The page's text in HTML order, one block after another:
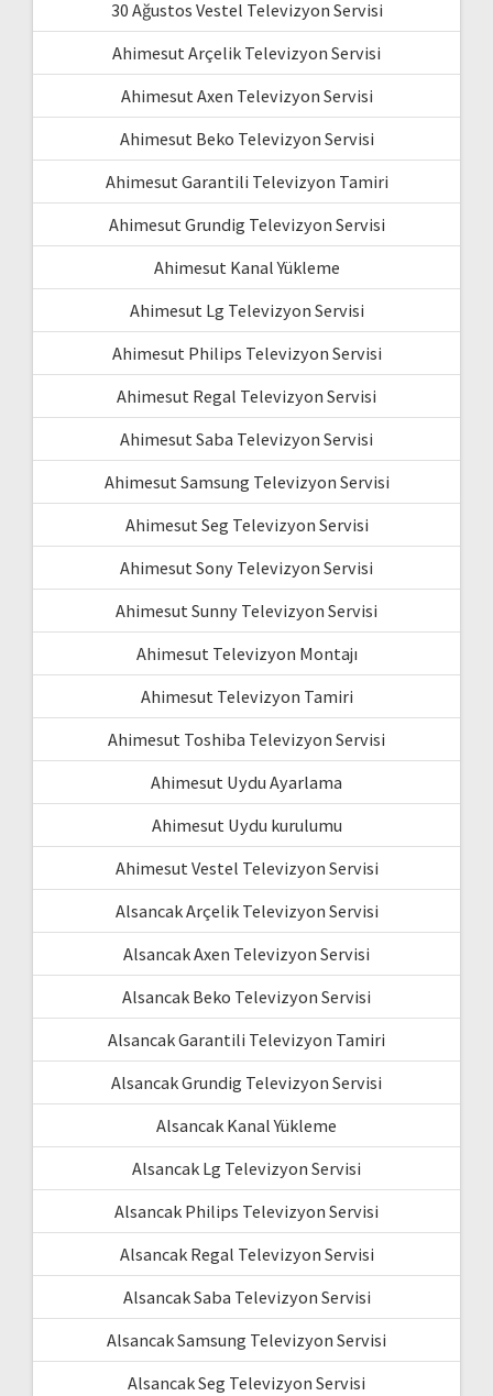
30 Ağustos Vestel Televizyon Servisi
Ahimesut Arçelik Televizyon Servisi
Ahimesut Axen Televizyon Servisi
Ahimesut Beko Televizyon Servisi
Ahimesut Garantili Televizyon Tamiri
Ahimesut Grundig Televizyon Servisi
Ahimesut Kanal Yükleme
Ahimesut Lg Televizyon Servisi
Ahimesut Philips Televizyon Servisi
Ahimesut Regal Televizyon Servisi
Ahimesut Saba Televizyon Servisi
Ahimesut Samsung Televizyon Servisi
Ahimesut Seg Televizyon Servisi
Ahimesut Sony Televizyon Servisi
Ahimesut Sunny Televizyon Servisi
Ahimesut Televizyon Montajı
Ahimesut Televizyon Tamiri
Ahimesut Toshiba Televizyon Servisi
Ahimesut Uydu Ayarlama
Ahimesut Uydu kurulumu
Ahimesut Vestel Televizyon Servisi
Alsancak Arçelik Televizyon Servisi
Alsancak Axen Televizyon Servisi
Alsancak Beko Televizyon Servisi
Alsancak Garantili Televizyon Tamiri
Alsancak Grundig Televizyon Servisi
Alsancak Kanal Yükleme
Alsancak Lg Televizyon Servisi
Alsancak Philips Televizyon Servisi
Alsancak Regal Televizyon Servisi
Alsancak Saba Televizyon Servisi
Alsancak Samsung Televizyon Servisi
Alsancak Seg Televizyon Servisi